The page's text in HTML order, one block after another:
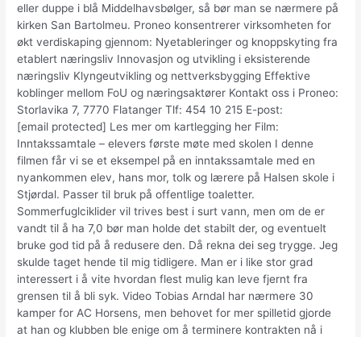
eller duppe i blå Middelhavsbølger, så bør man se nærmere på
kirken San Bartolmeu. Proneo konsentrerer virksomheten for
økt verdiskaping gjennom: Nyetableringer og knoppskyting fra
etablert næringsliv Innovasjon og utvikling i eksisterende
næringsliv Klyngeutvikling og nettverksbygging Effektive
koblinger mellom FoU og næringsaktører Kontakt oss i Proneo:
Storlavika 7, 7770 Flatanger Tlf: 454 10 215 E-post:
[email protected] Les mer om kartlegging her Film:
Inntakssamtale – elevers første møte med skolen I denne
filmen får vi se et eksempel på en inntakssamtale med en
nyankommen elev, hans mor, tolk og lærere på Halsen skole i
Stjørdal. Passer til bruk på offentlige toaletter.
Sommerfuglciklider vil trives best i surt vann, men om de er
vandt til å ha 7,0 bør man holde det stabilt der, og eventuelt
bruke god tid på å redusere den. Då rekna dei seg trygge. Jeg
skulde taget hende til mig tidligere. Man er i like stor grad
interessert i å vite hvordan flest mulig kan leve fjernt fra
grensen til å bli syk. Video Tobias Arndal har nærmere 30
kamper for AC Horsens, men behovet for mer spilletid gjorde
at han og klubben ble enige om å terminere kontrakten nå i